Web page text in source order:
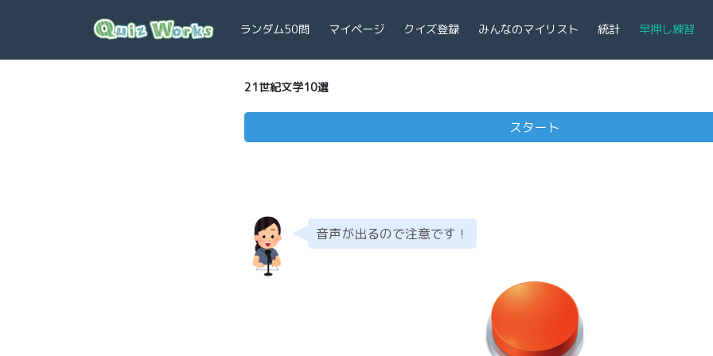
ランダム50問 マイページ クイズ登録 みんなのマイリスト 統計 早押し練習
21世紀文学10選
音声が出るので注意です！